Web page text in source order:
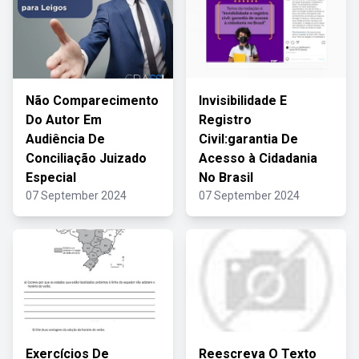
Não Comparecimento
Do Autor Em
Audiência De
Conciliação Juizado
Especial
07 September 2024
Invisibilidade E
Registro
Civil:garantia De
Acesso à Cidadania
No Brasil
07 September 2024
Exercícios De Reescreva O Texto